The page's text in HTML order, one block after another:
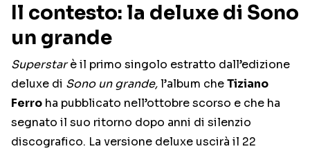
Il contesto: la deluxe di Sono
un grande
Superstarè il primo singolo estratto dall’edizione
deluxe di Sono un grande,l’album cheTiziano
Ferro ha pubblicato nell’ottobre scorso e che ha
segnato il suo ritorno dopo anni di silenzio
discografico. La versione deluxe uscirà il 22